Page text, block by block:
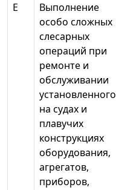
Е
Выполнение
особо сложных
слесарных
операций при
ремонте и
обслуживании
установленного
на судах и
плавучих
конструкциях
оборудования,
агрегатов,
приборов,